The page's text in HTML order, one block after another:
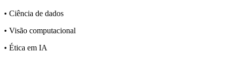
• Ciência de dados
• Visão computacional
• Ética em IA